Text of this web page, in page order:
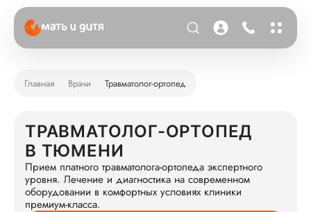
Главная Врачи Травматолог-ортопед
ТРАВМАТОЛОГ-ОРТОПЕД
В ТЮМЕНИ
Прием платного травматолога-ортопеда экспертного
уровня. Лечение и диагностика на современном
оборудовании в комфортных условиях клиники
премиум-класса.